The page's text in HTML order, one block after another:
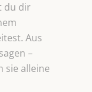
du dir
Aus
–
sie alleine